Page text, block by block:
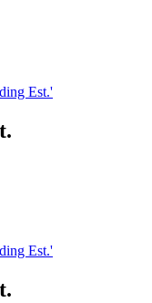
Est.'
Est.'